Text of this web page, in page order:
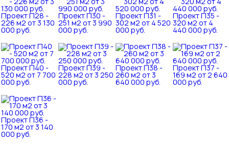
Проект П28 -
226 м2 от 3 130
000 руб.
Проект П30 -
251 м2 от 3 990
000 руб.
Проект П31 -
302 м2 от 4 520
000 руб.
Проект П35 -
320 м2 от 4
440 000 руб.
Проект П40 -
520 м2 от 7 700
000 руб.
Проект П39 -
228 м2 от 3 250
000 руб.
Проект П38 -
260 м2 от 3
640 000 руб.
Проект П37 -
169 м2 от 2 640
000 руб.
Проект П36 -
170 м2 от 3 140
000 руб.